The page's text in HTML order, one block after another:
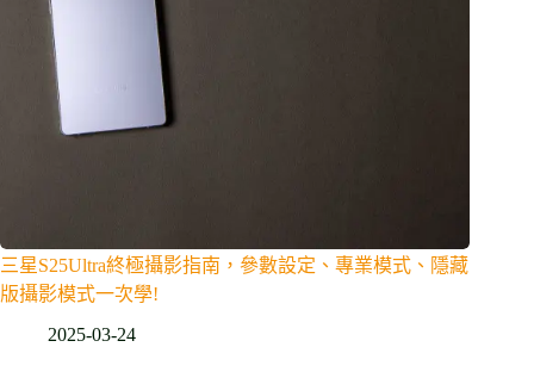
三星S25Ultra終極攝影指南，參數設定、專業模式、隱藏
版攝影模式一次學!
2025-03-24